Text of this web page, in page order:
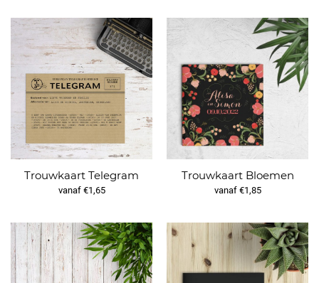
Trouwkaart Telegram
vanaf €1,65
Trouwkaart Bloemen
vanaf €1,85